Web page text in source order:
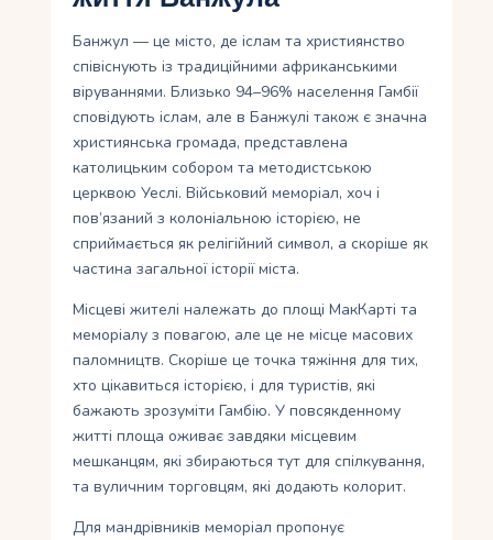
Банжул — це місто, де іслам та християнство
співіснують із традиційними африканськими
віруваннями. Близько 94–96% населення Гамбії
сповідують іслам, але в Банжулі також є значна
християнська громада, представлена ​​
католицьким собором та методистською
церквою Уеслі. Військовий меморіал, хоч і
пов’язаний з колоніальною історією, не
сприймається як релігійний символ, а скоріше як
частина загальної історії міста.
Місцеві жителі належать до площі МакКарті та
меморіалу з повагою, але це не місце масових
паломництв. Скоріше це точка тяжіння для тих,
хто цікавиться історією, і для туристів, які
бажають зрозуміти Гамбію. У повсякденному
житті площа оживає завдяки місцевим
мешканцям, які збираються тут для спілкування,
та вуличним торговцям, які додають колорит.
Для мандрівників меморіал пропонує